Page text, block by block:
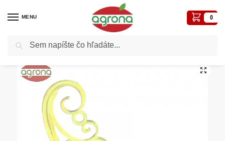
MENU 0
Domov Hák nástenný žltý (k vis.kvetináčom Europa)